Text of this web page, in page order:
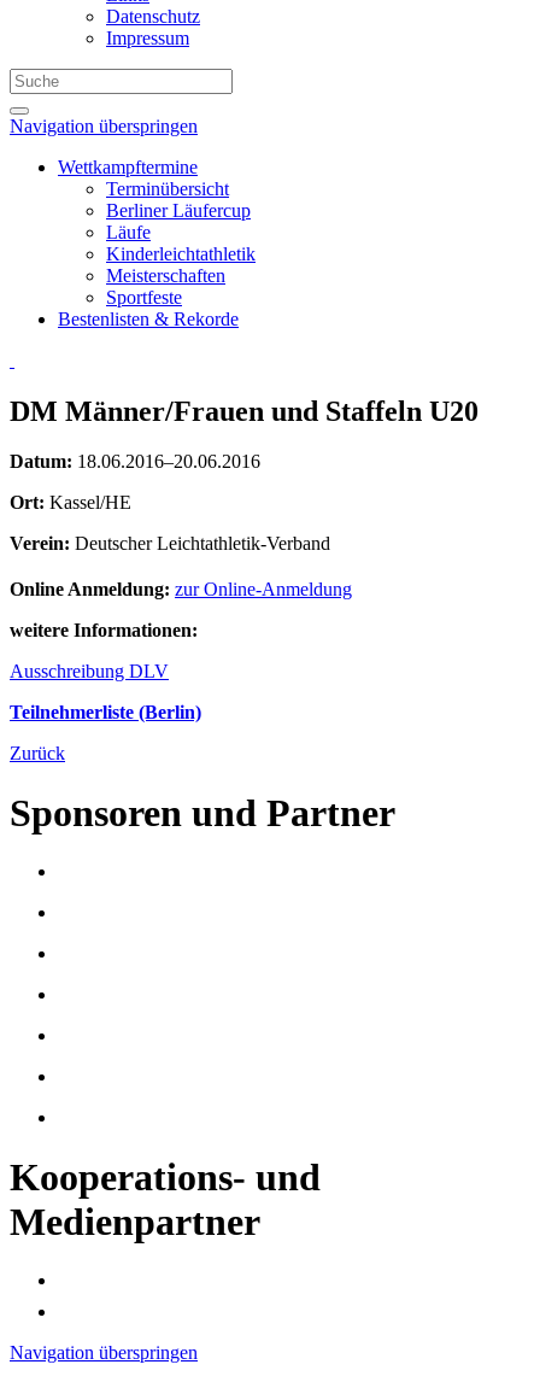
Datenschutz
Impressum
Navigation überspringen
Wettkampftermine
Terminübersicht
Berliner Läufercup
Läufe
Kinderleichtathletik
Meisterschaften
Sportfeste
Bestenlisten & Rekorde
DM Männer/Frauen und Staffeln U20
Datum: 18.06.2016–20.06.2016
Ort: Kassel/HE
Verein: Deutscher Leichtathletik-Verband
Online Anmeldung: zur Online-Anmeldung
weitere Informationen:
Ausschreibung DLV
Teilnehmerliste (Berlin)
Zurück
Sponsoren und Partner
Kooperations- und
Medienpartner
Navigation überspringen